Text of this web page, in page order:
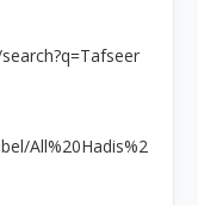
All%20Hadis%2